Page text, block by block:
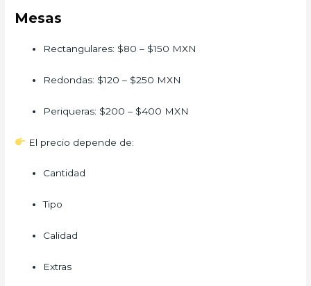
Mesas
Rectangulares: $80 – $150 MXN
Redondas: $120 – $250 MXN
Periqueras: $200 – $400 MXN
El precio depende de:
Cantidad
Tipo
Calidad
Extras